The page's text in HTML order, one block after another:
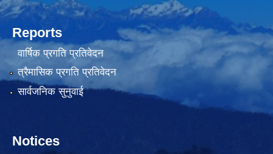
Reports
वार्षिक प्रगति प्रतिवेदन
त्रैमासिक प्रगति प्रतिवेदन
सार्वजनिक सुनुवाई
Notices